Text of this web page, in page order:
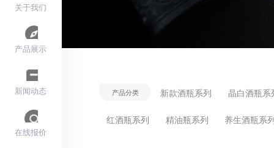
关于我们
产品展示
新闻动态
在线报价
产品分类 新款酒瓶系列 晶白酒瓶系
红酒瓶系列 精油瓶系列 养生酒瓶系